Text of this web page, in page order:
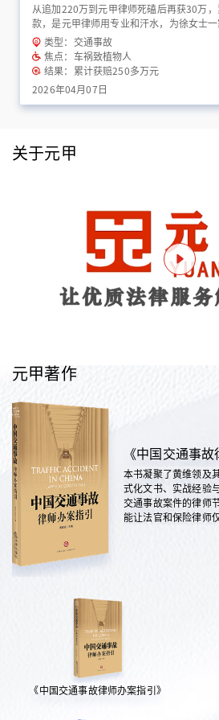
从追加220万到元甲律师死磕后再获30万
款，是元甲律师用专业和汗水，为徐女士
金”！
类型：交通事故
焦点：车祸致植物人
结果：累计获赔250多万元
2026年04月07日
关于元甲
元甲著作
《中国交通事
本书凝聚了黄维领及
式化文书、实战经验
交通事故案件的律师
能让法官和保险律师
《中国交通事故律师办案指引》